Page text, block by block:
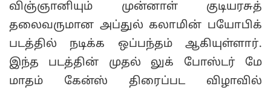
விஞ்ஞானியும் முன்னாள் குடியரசுத்
தலைவருமான அப்துல் கலாமின் பயோபிக்
படத்தில் நடிக்க ஒப்பந்தம் ஆகியுள்ளார்.
இந்த படத்தின் முதல் லுக் போஸ்டர் மே
மாதம் கேன்ஸ் திரைப்பட விழாவில்